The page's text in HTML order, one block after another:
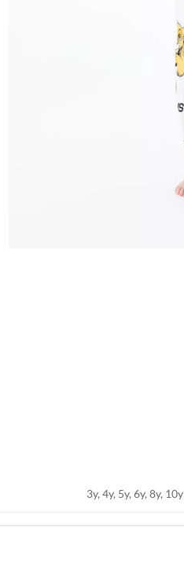
3y, 4y, 5y, 6y, 8y, 10y